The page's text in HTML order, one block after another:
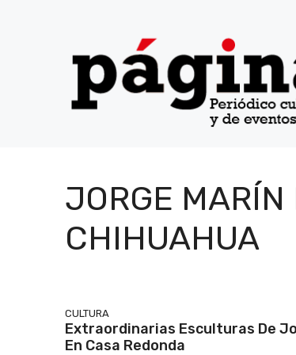
JORGE
CHIHUAHUA
CULTURA
Extraordinarias Esculturas De
En Casa Redonda